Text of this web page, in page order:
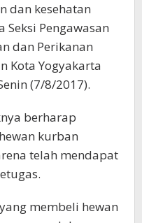
dan kesehatan
Seksi Pengawasan
dan Perikanan
Kota Yogyakarta
(7/8/2017).
berharap
kurban
telah mendapat
membeli hewan